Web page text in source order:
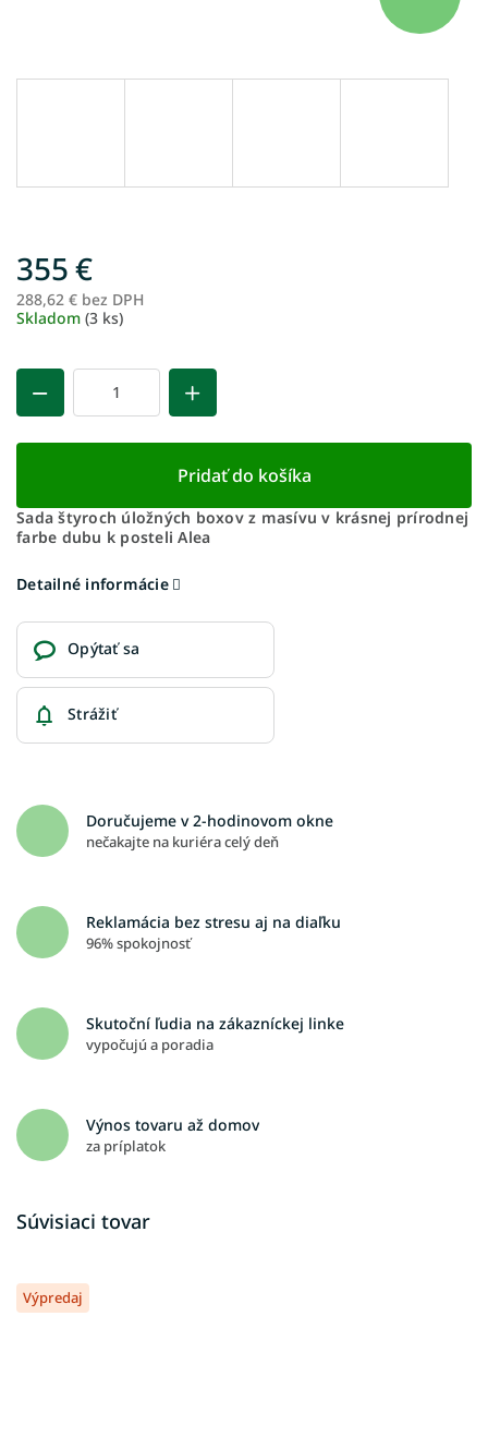
355 €
288,62 € bez DPH
Skladom (3 ks)
Pridať do košíka
Sada štyroch úložných boxov z masívu v krásnej prírodnej
farbe dubu k posteli Alea
Detailné informácie
Opýtať sa
Strážiť
Doručujeme v 2-hodinovom okne
nečakajte na kuriéra celý deň
Reklamácia bez stresu aj na diaľku
96% spokojnosť
Skutoční ľudia na zákazníckej linke
vypočujú a poradia
Výnos tovaru až domov
za príplatok
Súvisiaci tovar
Výpredaj